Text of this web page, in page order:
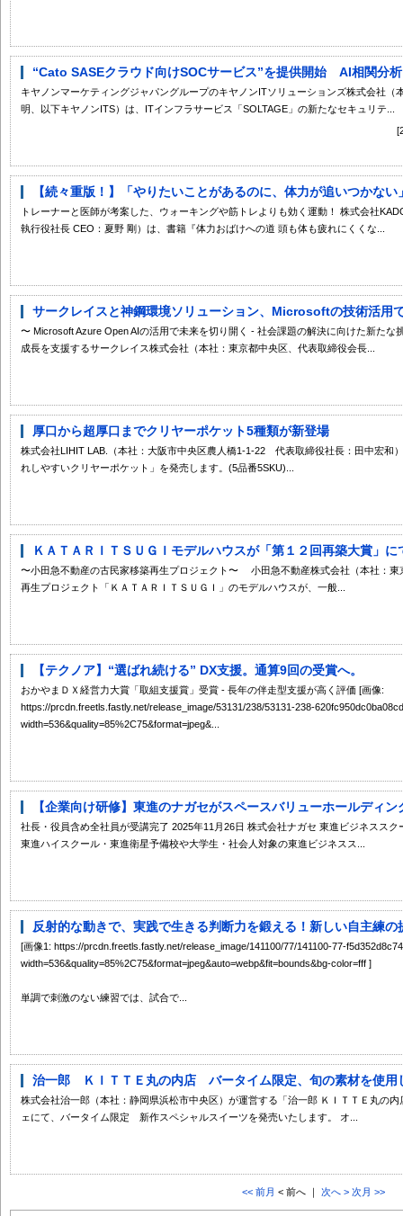
“Cato SASEクラウド向けSOCサービス”を提供開始 AI相関分
キヤノンマーケティングジャパングループのキヤノンITソリューションズ株式会社
明、以下キヤノンITS）は、ITインフラサービス「SOLTAGE」の新たなセキュリテ...
【続々重版！】「やりたいことがあるのに、体力が追いつかな
トレーナーと医師が考案した、ウォーキングや筋トレよりも効く運動！ 株式会社
執行役社長 CEO：夏野 剛）は、書籍『体力おばけへの道 頭も体も疲れにくくな...
サークレイスと神鋼環境ソリューション、Microsoftの技術活用
〜 Microsoft Azure Open AIの活用で未来を切り開く - 社会課題の解決に向けた新たな
成長を支援するサークレイス株式会社（本社：東京都中央区、代表取締役会長...
厚口から超厚口までクリヤーポケット5種類が新登場
株式会社LIHIT LAB.（本社：大阪市中央区農人橋1-1-22 代表取締役社長：田中宏和
れしやすいクリヤーポケット」を発売します。(5品番5SKU)...
ＫＡＴＡＲＩＴＳＵＧＩモデルハウスが「第１２回再築大賞」に
〜小田急不動産の古民家移築再生プロジェクト〜 小田急不動産株式会社（本社：
再生プロジェクト「ＫＡＴＡＲＩＴＳＵＧＩ」のモデルハウスが、一般...
【テクノア】“選ばれ続ける” DX支援。通算9回の受賞へ。
おかやまＤＸ経営力大賞「取組支援賞」受賞 - 長年の伴走型支援が高く評価 [画像:
https://prcdn.freetls.fastly.net/release_image/53131/238/53131-238-
width=536&quality=85%2C75&format=jpeg&...
【企業向け研修】東進のナガセがスペースバリューホールディ
社長・役員含め全社員が受講完了 2025年11月26日 株式会社ナガセ 東進ビジネスス
東進ハイスクール・東進衛星予備校や大学生・社会人対象の東進ビジネスス...
反射的な動きで、実践で生きる判断力を鍛える！新しい自主練の
[画像1: https://prcdn.freetls.fastly.net/release_image/141100/77/141100-77-
width=536&quality=85%2C75&format=jpeg&auto=webp&fit=bounds&bg-color=fff ]
単調で刺激のない練習では、試合で...
治一郎 ＫＩＴＴＥ丸の内店 バータイム限定、旬の素材を使用
株式会社治一郎（本社：静岡県浜松市中央区）が運営する「治一郎 ＫＩＴＴＥ丸の
ェにて、バータイム限定 新作スペシャルスイーツを発売いたします。 オ...
<< 前月 < 前へ ｜ 次へ > 次月 >>